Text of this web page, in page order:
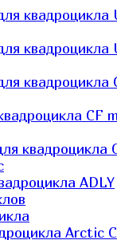
квадроцикла
квадроцикла
квадроцикла
СF
квадроцикла
ADLY
Arctic